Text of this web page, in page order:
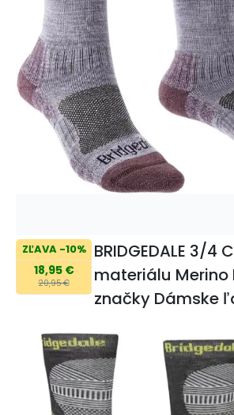
ZĽAVA -10%
18,95 €
20,95 €
BRIDGEDALE 3/4
materiálu Merino
značky Dámske